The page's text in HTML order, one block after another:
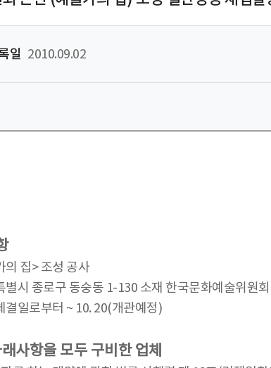
일 2010.09.02
의 집> 조성 공사
시 종로구 동숭동 1-130 소재 한국문화예술위원회
결일로부터 ~ 10. 20(개관예정)
사항을 모두 구비한 업체